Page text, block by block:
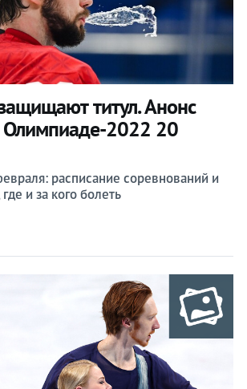
титул. Анонс
Олимпиаде-2022 20
расписание соревнований и
и за кого болеть